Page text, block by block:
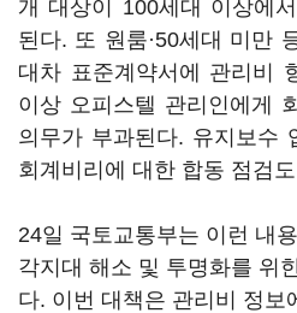
개 대상이 100세대 이상에
된다. 또 원룸·50세대 미만
대차 표준계약서에 관리비
이상 오피스텔 관리인에게
의무가 부과된다. 유지보수
회계비리에 대한 합동 점검
24일 국토교통부는 이런 내
각지대 해소 및 투명화를 위
다. 이번 대책은 관리비 정보